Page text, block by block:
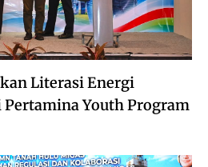
Literasi Energi
Youth Program